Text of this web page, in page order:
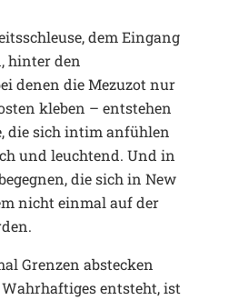
dem Eingang
hinter den
denen die Mezuzot nur
kleben – entstehen
die sich intim anfühlen
und leuchtend. Und in
die sich in New
nicht einmal auf der
Grenzen abstecken
entsteht, ist